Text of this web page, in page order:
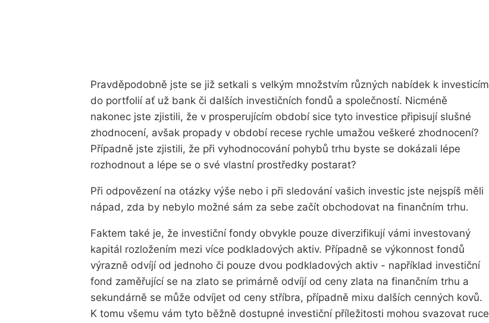
Pravděpodobně jste se již setkali s velkým množstvím různých nabídek k investicím
do portfolií ať už bank či dalších investičních fondů a společností. Nicméně
nakonec jste zjistili, že v prosperujícím období sice tyto investice připisují slušné
zhodnocení, avšak propady v období recese rychle umažou veškeré zhodnocení?
Případně jste zjistili, že při vyhodnocování pohybů trhu byste se dokázali lépe
rozhodnout a lépe se o své vlastní prostředky postarat?
Při odpovězení na otázky výše nebo i při sledování vašich investic jste nejspíš měli
nápad, zda by nebylo možné sám za sebe začít obchodovat na finančním trhu.
Faktem také je, že investiční fondy obvykle pouze diverzifikují vámi investovaný
kapitál rozložením mezi více podkladových aktiv. Případně se výkonnost fondů
výrazně odvíjí od jednoho či pouze dvou podkladových aktiv - například investiční
fond zaměřující se na zlato se primárně odvíjí od ceny zlata na finančním trhu a
sekundárně se může odvíjet od ceny stříbra, případně mixu dalších cenných kovů.
K tomu všemu vám tyto běžně dostupné investiční příležitosti mohou svazovat ruce